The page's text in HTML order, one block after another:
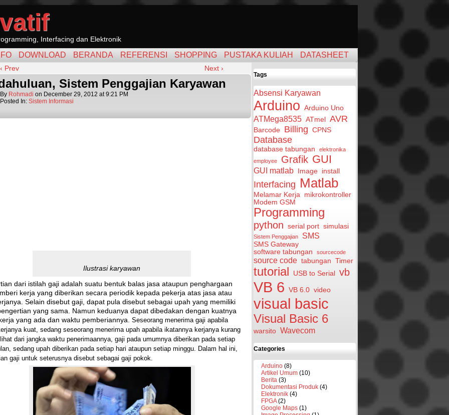
Interfacing dan Elektronik
DOWNLOAD BERANDA REFERENSI SHOPPING PUSTAKA KULIAH DATASHEET
‹ Prev Next ›
Sistem Penggajian Karyawan
By Rohmadi on December 29, 2012 at9:21 PM
Posted In: Sistem Informasi
Ilustrasi karyawan
dari istilah gaji adalah suatu bentuk balas jasa ataupun penghargaan
kerja yang diberikan secara periodik kepada pekerja atas jasa atau
Selain disebut gaji, dapat pula disebut sebagai upah yang memiliki
yang sama. Namun keduanya dapat dibedakan dengan kuatnya
yang ada dan waktu pemberiannya. Seseorang menerima gaji apabila
kuat, sedang seseorang menerima upah apabila ikatannya kerjanya kurang
dari jangka waktu penerimaannya, gaji pada umumnya diberikan pada setiap
sedang upah diberikan pada setiap hari ataupun setiap minggu. Dalam hal ini,
gaji untuk seterusnya disebut sebagai gaji pokok.
Tags
Absensi Karyawan
Arduino Arduino Uno
ATMega8535 ATmel AVR
Barcode Billing CPNS
Database
database tabungan
elektronika
employee
Grafik GUI
GUI matlab Image install
Interfacing Matlab
Melamar Kerja mikrokontroller
Modem GSM
Programming
python serial port simulasi
Sistem Penggajian SMS
SMS Gateway
software tabungan
sourcecode
source code tabungan Timer
tutorial USB to Serial vb
VB 6 VB 6.0 video
visual basic
Visual Basic 6
warsito Wavecom
Categories
Arduino (8)
Artikel Umum (10)
Berita (3)
Dokumentasi Produk (4)
Elektronik (4)
FPGA(2)
Google Maps (1)